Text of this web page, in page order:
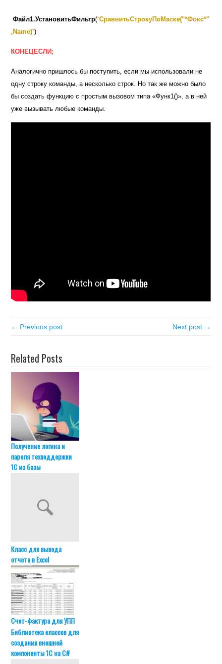
Файл1.УстановитьФильтр(‘СравнитьСтрокуПоМаске("*Фокс*"
,Name)’)
КОНЕЦЕСЛИ;
Аналогично пришлось бы поступить, если мы использовали не
одну строку команды, а несколько строк. Но так же можно было
бы создать функцию с простым вызовом типа «Функ1()», а в ней
уже вызывать любые команды.
← Previous post Next post →
Related Posts
Получение логина и
пароля техподдержки
1С из базы
Класс для вывода
отчета в Excel
Счет-фактура для УПП
Библиотека классов для
создания внешней
компоненты 1С на C#